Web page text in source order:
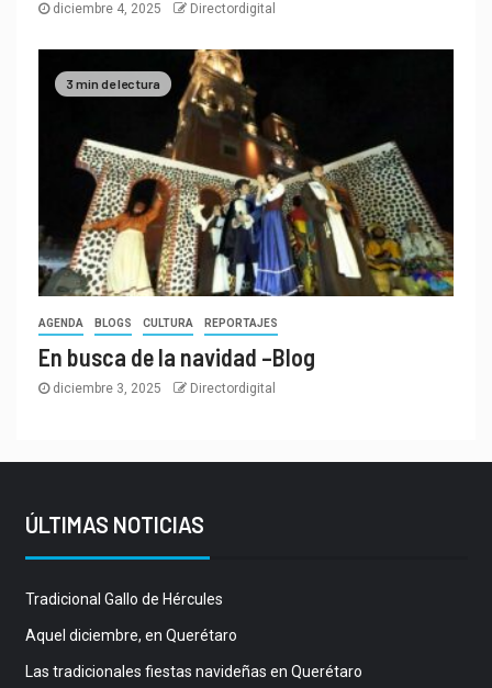
diciembre 4, 2025 Directordigital
3 min de lectura
AGENDA BLOGS CULTURA REPORTAJES
En busca de la navidad –Blog
diciembre 3, 2025 Directordigital
ÚLTIMAS NOTICIAS
Tradicional Gallo de Hércules
Aquel diciembre, en Querétaro
Las tradicionales fiestas navideñas en Querétaro